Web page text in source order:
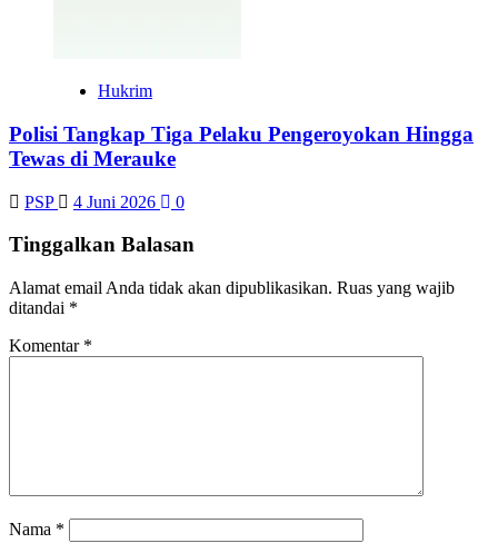
Hukrim
Polisi Tangkap Tiga Pelaku Pengeroyokan Hingga
Tewas di Merauke
PSP 4 Juni 2026 0
Tinggalkan Balasan
Alamat email Anda tidak akan dipublikasikan. Ruas yang wajib
ditandai *
Komentar *
Nama *